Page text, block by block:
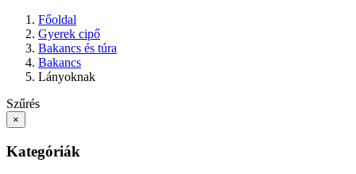
Főoldal
Gyerek cipő
Bakancs és túra
Bakancs
Lányoknak
Szűrés
×
Kategóriák